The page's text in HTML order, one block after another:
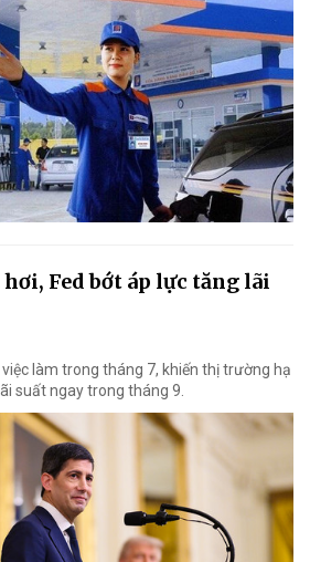
Fed bớt áp lực tăng lãi
làm trong tháng 7, khiến thị trường hạ
suất ngay trong tháng 9.